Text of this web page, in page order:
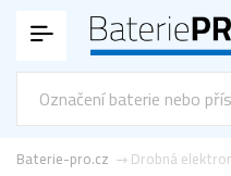
Drobná
Baterie-pro.cz